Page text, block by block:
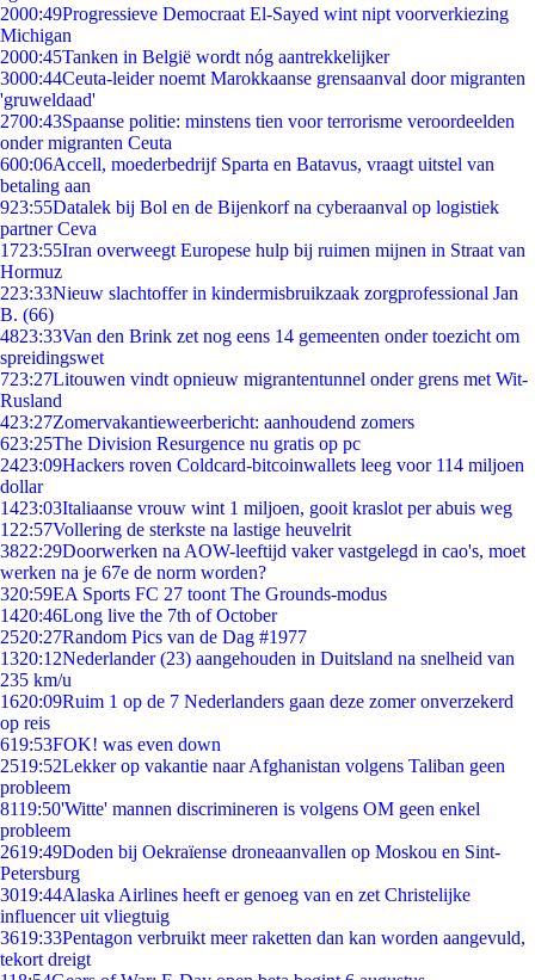
2000:49Progressieve Democraat El-Sayed wint nipt voorverkiezing
Michigan
2000:45Tanken in België wordt nóg aantrekkelijker
3000:44Ceuta-leider noemt Marokkaanse grensaanval door migranten
'gruweldaad'
2700:43Spaanse politie: minstens tien voor terrorisme veroordeelden
onder migranten Ceuta
600:06Accell, moederbedrijf Sparta en Batavus, vraagt uitstel van
betaling aan
923:55Datalek bij Bol en de Bijenkorf na cyberaanval op logistiek
partner Ceva
1723:55Iran overweegt Europese hulp bij ruimen mijnen in Straat van
Hormuz
223:33Nieuw slachtoffer in kindermisbruikzaak zorgprofessional Jan
B. (66)
4823:33Van den Brink zet nog eens 14 gemeenten onder toezicht om
spreidingswet
723:27Litouwen vindt opnieuw migrantentunnel onder grens met Wit-
Rusland
423:27Zomervakantieweerbericht: aanhoudend zomers
623:25The Division Resurgence nu gratis op pc
2423:09Hackers roven Coldcard-bitcoinwallets leeg voor 114 miljoen
dollar
1423:03Italiaanse vrouw wint 1 miljoen, gooit kraslot per abuis weg
1 22:57Vollering de sterkste na lastige heuvelrit
3822:29Doorwerken na AOW-leeftijd vaker vastgelegd in cao's, moet
werken na je 67e de norm worden?
320:59EA Sports FC 27 toont The Grounds-modus
1420:46Long live the 7th of October
2520:27Random Pics van de Dag #1977
1320:12Nederlander (23) aangehouden in Duitsland na snelheid van
235 km/u
1620:09Ruim 1 op de 7 Nederlanders gaan deze zomer onverzekerd
op reis
619:53FOK! was even down
2519:52Lekker op vakantie naar Afghanistan volgens Taliban geen
probleem
8119:50'Witte' mannen discrimineren is volgens OM geen enkel
probleem
2619:49Doden bij Oekraïense droneaanvallen op Moskou en Sint-
Petersburg
3019:44Alaska Airlines heeft er genoeg van en zet Christelijke
influencer uit vliegtuig
3619:33Pentagon verbruikt meer raketten dan kan worden aangevuld,
tekort dreigt